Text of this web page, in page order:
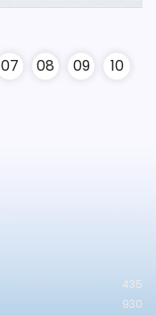
07 08 09 10
435
930